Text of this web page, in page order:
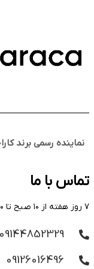
نماینده رسمی برند
تماس با ما
۷ روز هفته از ۱۰ صبح تا ۱۰ شب پاسخگوی شما عزیزان هستیم
09144852329
09126016496